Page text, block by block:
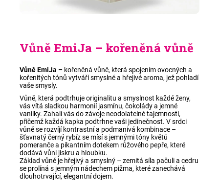
Vůně EmiJa – kořeněná vůně
Vůně EmiJa – kořeněná vůně, která spojením ovocných a
kořenitých tónů vytváří smyslné a hřejivé aroma, jež pohladí
vaše smysly.
Vůně, která podtrhuje originalitu a smyslnost každé ženy,
vás vítá sladkou harmonií jasmínu, čokolády a jemné
vanilky. Zahalí vás do závoje neodolatelné tajemnosti,
přičemž každá kapka podtrhne vaši jedinečnost. V srdci
vůně se rozvíjí kontrastní a podmanivá kombinace –
šťavnatý černý rybíz se mísí s jemnými tóny květů
pomeranče a pikantním dotekem růžového pepře, které
dodává vůni jiskru a hloubku.
Základ vůně je hřejivý a smyslný – zemitá síla pačuli a cedru
se prolíná s jemným nádechem pižma, které zanechává
dlouhotrvající, elegantní dojem.